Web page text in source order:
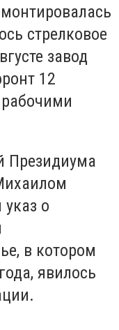
стрелковое
завод
12
Президиума
о
в котором
явилось